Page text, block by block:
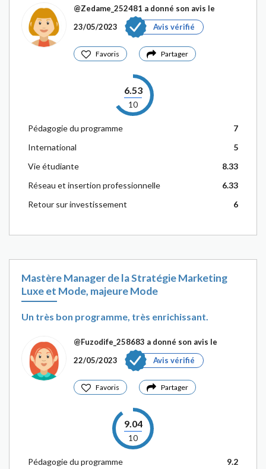
@Zedame_252481 a donné son avis le
23/05/2023
Avis vérifié
Favoris Partager
6.53
10
Pédagogie du programme
7
International
5
Vie étudiante
8.33
Réseau et insertion professionnelle
6.33
Retour sur investissement
6
Mastère Manager de la Stratégie Marketing
Luxe et Mode, majeure Mode
Un très bon programme, très enrichissant.
@Fuzodife_258683 a donné son avis le
22/05/2023
Avis vérifié
Favoris Partager
9.04
10
Pédagogie du programme
9.2